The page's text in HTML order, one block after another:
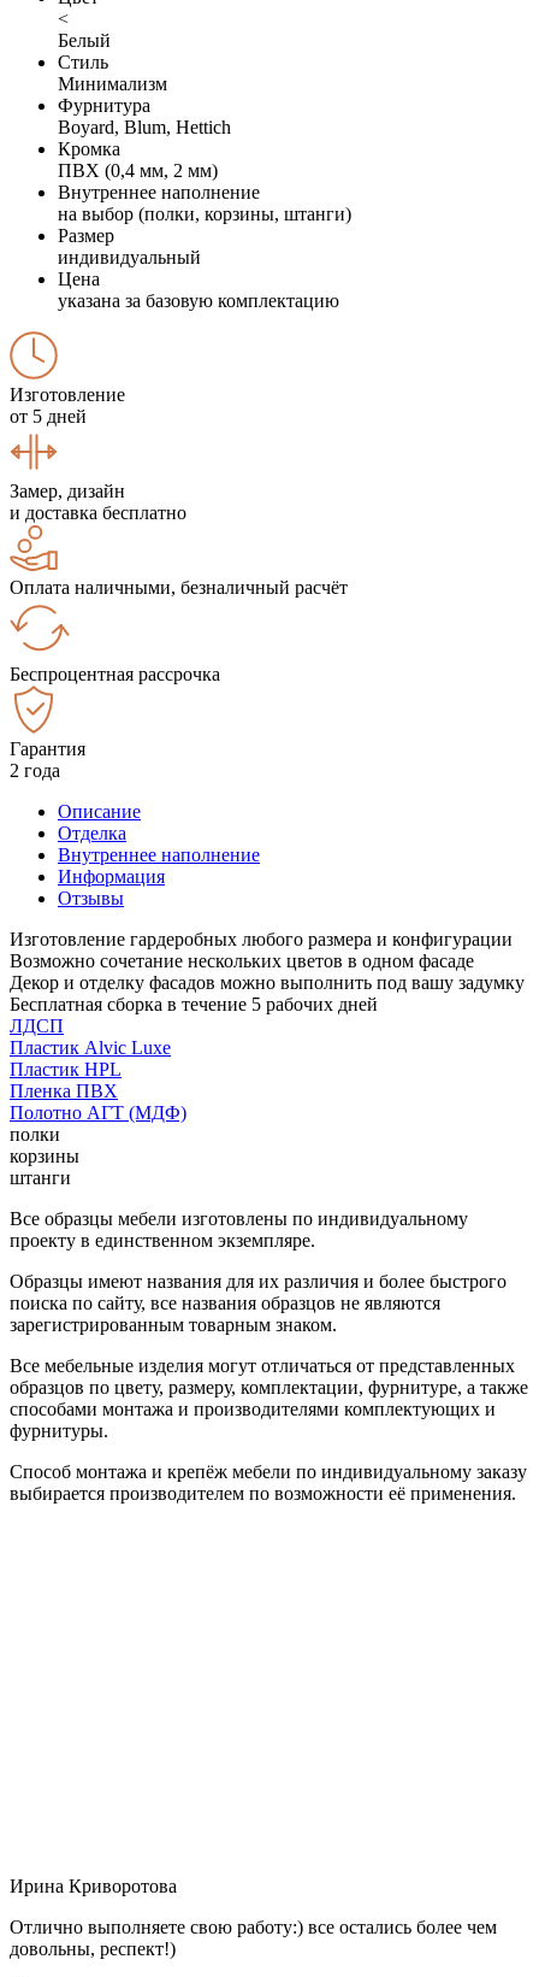
<
Белый
Стиль
Минимализм
Фурнитура
Boyard, Blum, Hettich
Кромка
ПВХ (0,4 мм, 2 мм)
Внутреннее наполнение
на выбор (полки, корзины, штанги)
Размер
индивидуальный
Цена
указана за базовую комплектацию
Изготовление
от 5 дней
Замер, дизайн
и доставка бесплатно
Оплата наличными, безналичный расчёт
Беспроцентная рассрочка
Гарантия
2 года
Описание
Отделка
Внутреннее наполнение
Информация
Отзывы
Изготовление гардеробных любого размера и конфигурации
Возможно сочетание нескольких цветов в одном фасаде
Декор и отделку фасадов можно выполнить под вашу задумку
Бесплатная сборка в течение 5 рабочих дней
ЛДСП
Пластик Alvic Luxe
Пластик HPL
Пленка ПВХ
Полотно АГТ (МДФ)
полки
корзины
штанги
Все образцы мебели изготовлены по индивидуальному
проекту в единственном экземпляре.
Образцы имеют названия для их различия и более быстрого
поиска по сайту, все названия образцов не являются
зарегистрированным товарным знаком.
Все мебельные изделия могут отличаться от представленных
образцов по цвету, размеру, комплектации, фурнитуре, а также
способами монтажа и производителями комплектующих и
фурнитуры.
Способ монтажа и крепёж мебели по индивидуальному заказу
выбирается производителем по возможности её применения.
Ирина Криворотова
Отлично выполняете свою работу:) все остались более чем
довольны, респект!)